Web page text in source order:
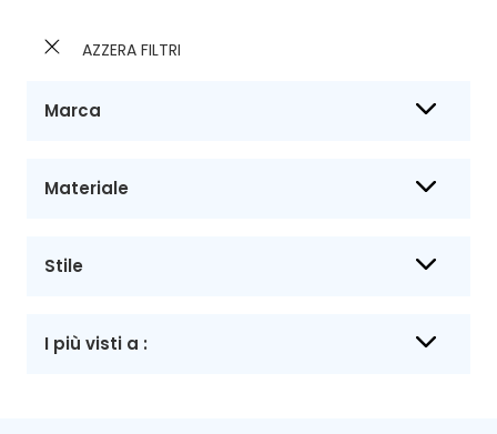
AZZERA FILTRI
Marca
Materiale
Stile
I più visti a :